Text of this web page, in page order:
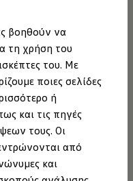
βοηθούν να
τη χρήση του
του. Με
ποιες σελίδες
ή
και τις πηγές
τους. Οι
από
και
Sales
και υγρά
να γίνει στο
Έτσι, γίνεται
σε μουσική, ειδήσεις,
και τον πάροχο κινητής